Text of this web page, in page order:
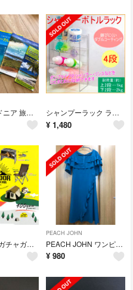
ニューカレドニア 旅行本セット シャンプーラック ラック
¥ 1,480
OUTDOOR ガチャガチャ
PEACH JOHN
PEACH JOHN ワンピース ピーチジョン
¥ 980